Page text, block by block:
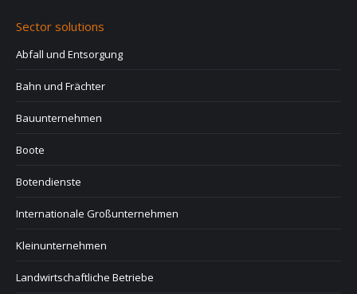
Sector solutions
Abfall und Entsorgung
Bahn und Frächter
Bauunternehmen
Boote
Botendienste
Internationale Großunternehmen
Kleinunternehmen
Landwirtschaftliche Betriebe